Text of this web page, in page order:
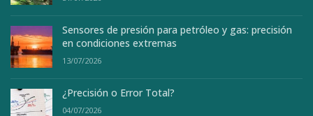
Sensores de presión para petróleo y gas: precisión
en condiciones extremas
13/07/2026
¿Precisión o Error Total?
04/07/2026